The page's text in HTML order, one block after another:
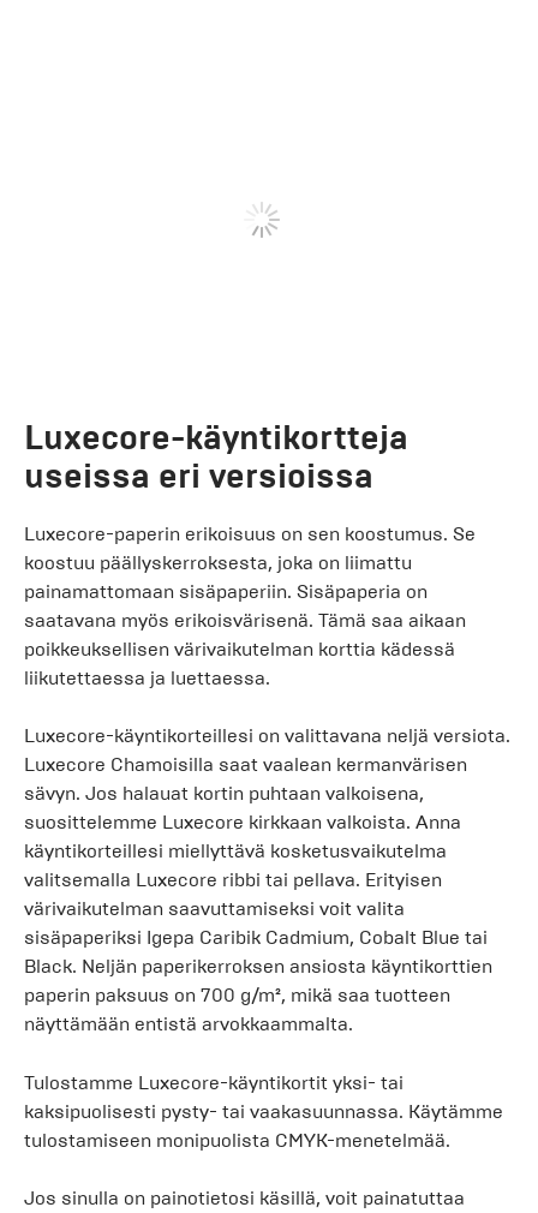
Luxecore-käyntikortteja
useissa eri versioissa
Luxecore-paperin erikoisuus on sen koostumus. Se
koostuu päällyskerroksesta, joka on liimattu
painamattomaan sisäpaperiin. Sisäpaperia on
saatavana myös erikoisvärisenä. Tämä saa aikaan
poikkeuksellisen värivaikutelman korttia kädessä
liikutettaessa ja luettaessa.
Luxecore-käyntikorteillesi on valittavana neljä versiota.
Luxecore Chamoisilla saat vaalean kermanvärisen
sävyn. Jos halauat kortin puhtaan valkoisena,
suosittelemme Luxecore kirkkaan valkoista. Anna
käyntikorteillesi miellyttävä kosketusvaikutelma
valitsemalla Luxecore ribbi tai pellava. Erityisen
värivaikutelman saavuttamiseksi voit valita
sisäpaperiksi Igepa Caribik Cadmium, Cobalt Blue tai
Black. Neljän paperikerroksen ansiosta käyntikorttien
paperin paksuus on 700 g/m², mikä saa tuotteen
näyttämään entistä arvokkaammalta.
Tulostamme Luxecore-käyntikortit yksi- tai
kaksipuolisesti pysty- tai vaakasuunnassa. Käytämme
tulostamiseen monipuolista CMYK-menetelmää.
Jos sinulla on painotietosi käsillä, voit painatuttaa